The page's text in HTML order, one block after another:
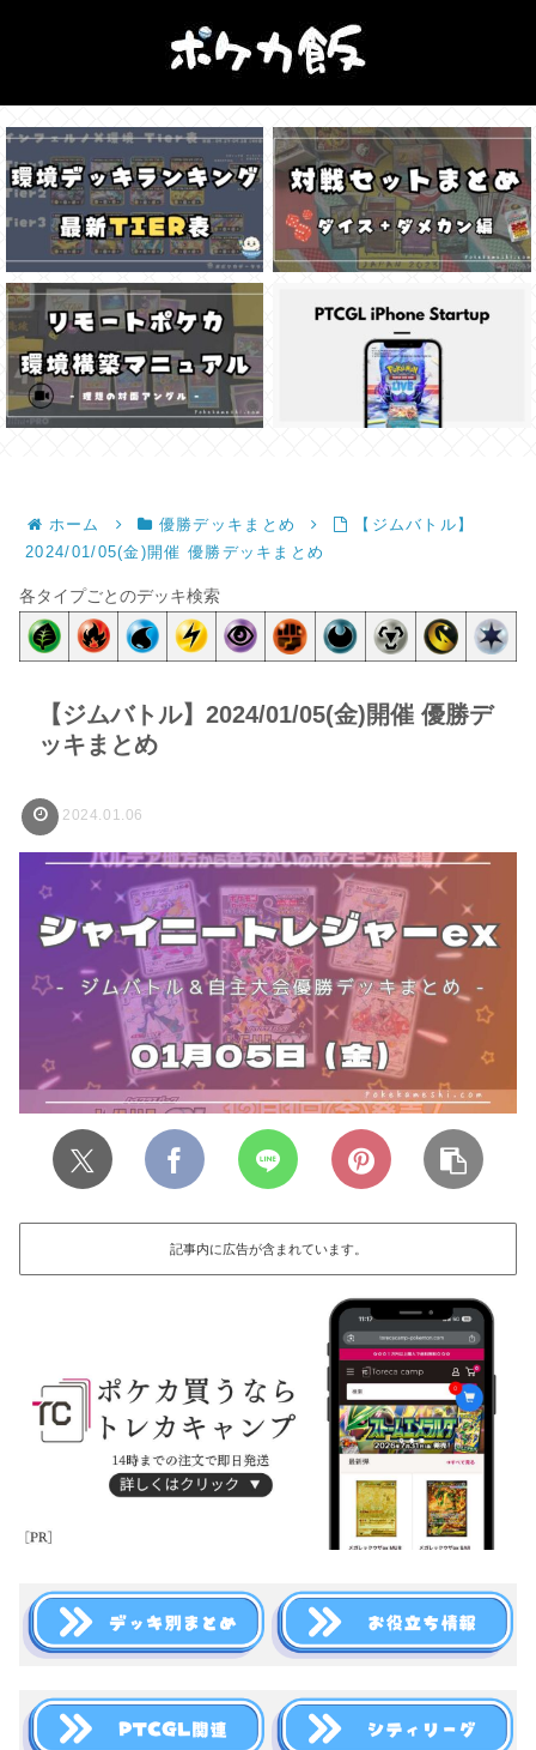
ホーム 優勝デッキまとめ
【ジムバトル】
2024/01/05(金)開催 優勝デッキまとめ
各タイプごとのデッキ検索
【ジムバトル】2024/01/05(金)開催 優勝デ
ッキまとめ
2024.01.06
記事内に広告が含まれています。